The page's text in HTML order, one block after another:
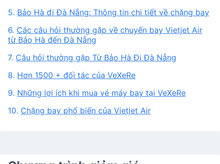
5. Bảo Hà đi Đà Nẵng: Thông tin chi tiết về chặng bay
6. Các câu hỏi thường gặp về chuyến bay Vietjet Air
từ Bảo Hà đến Đà Nẵng
7. Câu hỏi thường gặp Từ Bảo Hà Đi Đà Nẵng
8. Hơn 1500 + đối tác của VeXeRe
9. Những lợi ích khi mua vé máy bay tại VeXeRe
10. Chặng bay phổ biến của Vietjet Air